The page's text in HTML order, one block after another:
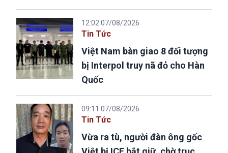
12:02 07/08/2026
Tin Tức
Việt Nam bàn giao 8 đối tượng
bị Interpol truy nã đỏ cho Hàn
Quốc
09:11 07/08/2026
Tin Tức
Vừa ra tù, người đàn ông gốc